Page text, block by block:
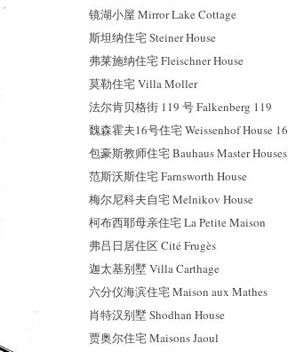
镜湖小屋 Mirror Lake Cottage
斯坦纳住宅 Steiner House
弗莱施纳住宅 Fleischner House
莫勒住宅 Villa Moller
法尔肯贝格街 119 号 Falkenberg 119
魏森霍夫16号住宅 Weissenhof House 16
包豪斯教师住宅 Bauhaus Master Houses
范斯沃斯住宅 Farnsworth House
梅尔尼科夫自宅 Melnikov House
柯布西耶母亲住宅 La Petite Maison
弗吕日居住区 Cité Frugès
迦太基别墅 Villa Carthage
六分仪海滨住宅 Maison aux Mathes
肖特汉别墅 Shodhan House
贾奥尔住宅 Maisons Jaoul